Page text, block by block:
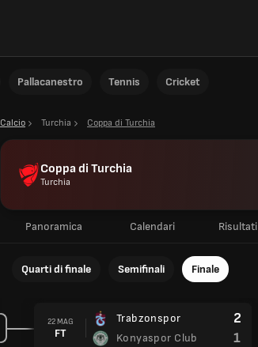
Pallacanestro Tennis Cricket
Calcio Turchia Coppa di Turchia
Coppa di Turchia
Turchia
Panoramica Calendari Risultati
Quarti di finale Semifinali Finale
22 MAG
FT
Trabzonspor
Konyaspor Club
2
1